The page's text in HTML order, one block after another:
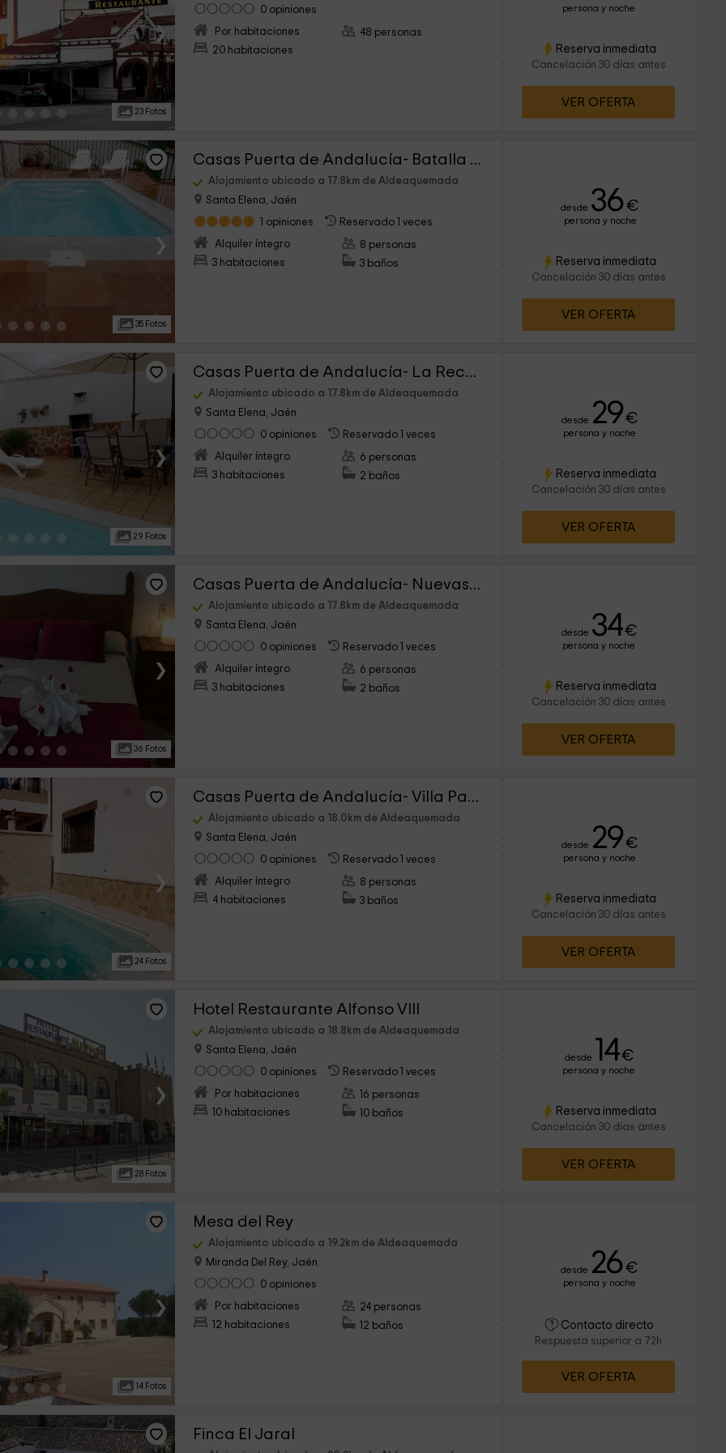
›
23 Fotos
0 opiniones
Por habitaciones
20 habitaciones
48 personas
persona y noche
Reserva inmediata
Cancelación 30 días antes
VER OFERTA
›
35 Fotos
Casas Puerta de Andalucía- Batalla Navas de Tolosa
Alojamiento ubicado a 17.8km de Aldeaquemada
Santa Elena, Jaén
1 opiniones
Reservado 1 veces
Alquiler íntegro
3 habitaciones
8 personas
3 baños
desde 36 €
persona y noche
Reserva inmediata
Cancelación 30 días antes
VER OFERTA
›
29 Fotos
Casas Puerta de Andalucía- La Reconquista
Alojamiento ubicado a 17.8km de Aldeaquemada
Santa Elena, Jaén
0 opiniones
Reservado 1 veces
Alquiler íntegro
3 habitaciones
6 personas
2 baños
desde 29€
persona y noche
Reserva inmediata
Cancelación 30 días antes
VER OFERTA
›
36 Fotos
Casas Puerta de Andalucía- Nuevas Poblaciones
Alojamiento ubicado a 17.8km de Aldeaquemada
Santa Elena, Jaén
0 opiniones
Reservado 1 veces
Alquiler íntegro
3 habitaciones
6 personas
2 baños
desde 34€
persona y noche
Reserva inmediata
Cancelación 30 días antes
VER OFERTA
›
24 Fotos
Casas Puerta de Andalucía- Villa Pablo
Alojamiento ubicado a 18.0km de Aldeaquemada
Santa Elena, Jaén
0 opiniones
Reservado 1 veces
Alquiler íntegro
4 habitaciones
8 personas
3 baños
desde 29€
persona y noche
Reserva inmediata
Cancelación 30 días antes
VER OFERTA
›
28 Fotos
Hotel Restaurante Alfonso VIII
Alojamiento ubicado a 18.8km de Aldeaquemada
Santa Elena, Jaén
0 opiniones
Reservado 1 veces
Por habitaciones
10 habitaciones
16 personas
10 baños
desde 14€
persona y noche
Reserva inmediata
Cancelación 30 días antes
VER OFERTA
›
14 Fotos
Mesa del Rey
Alojamiento ubicado a 19.2km de Aldeaquemada
Miranda Del Rey, Jaén
0 opiniones
Por habitaciones
12 habitaciones
24 personas
12 baños
desde 26 €
persona y noche
Contacto directo
Respuesta superior a 72h
VER OFERTA
Finca El Jaral